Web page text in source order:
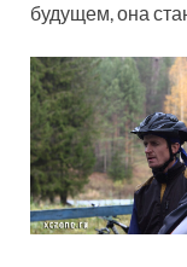
будущем, она